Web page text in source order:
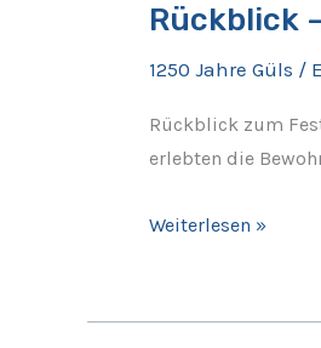
Rückblick
1250 Jahre Güls /
Rückblick zum
erlebten die
Weiterlesen »